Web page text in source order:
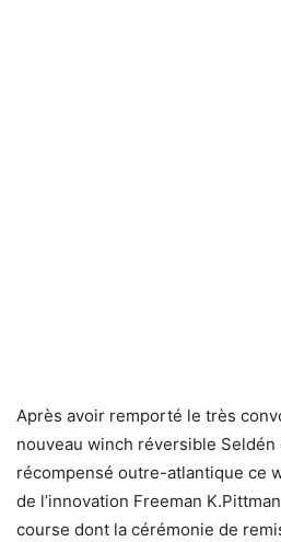
Après avoir remporté le très
nouveau winch réversible Seldén
récompensé outre-atlantique ce
de l’innovation Freeman
course dont la cérémonie de